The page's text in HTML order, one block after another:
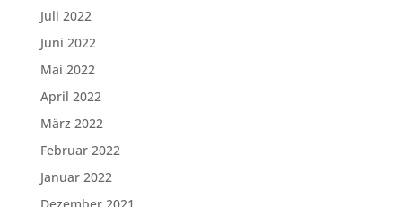
Juli 2022
Juni 2022
Mai 2022
April 2022
März 2022
Februar 2022
Januar 2022